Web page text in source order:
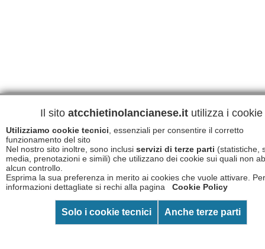
Il sito atcchietinolancianese.itutilizza i cookie
Utilizziamo cookie tecnici , essenziali per consentire il corretto
funzionamento del sito
Nel nostro sito inoltre, sono inclusi servizi di terze parti (statistiche,
media, prenotazioni e simili) che utilizzano dei cookie sui quali non
alcun controllo.
Esprima la sua preferenza in merito ai cookies che vuole attivare. Per
informazioni dettagliate si rechi alla pagina
Cookie Policy
Solo i cookie tecnici Anche terze parti